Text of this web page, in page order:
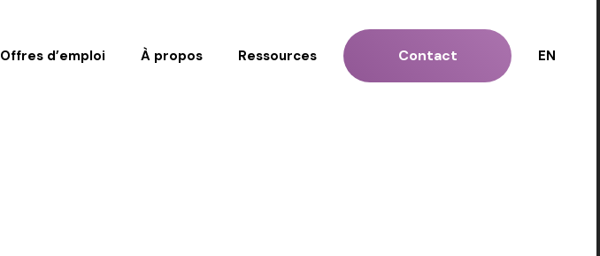
Offres d’emploi À propos Ressources Contact EN